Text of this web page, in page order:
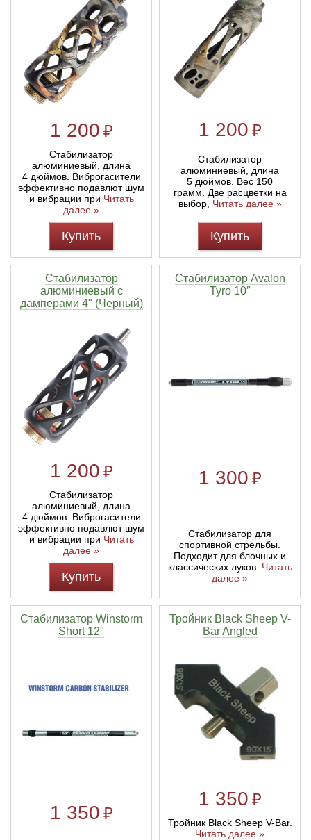
1 200 ₽
Стабилизатор
алюминиевый, длина
4 дюймов. Виброгасители
эффективно подавлют шум
и вибрации при Читать
далее »
Купить
1 200 ₽
Стабилизатор
алюминиевый, длина
5 дюймов. Вес 150
грамм. Две расцветки на
выбор, Читать далее »
Купить
Стабилизатор
алюминиевый с
дамперами 4" (Черный)
1 200 ₽
Стабилизатор
алюминиевый, длина
4 дюймов. Виброгасители
эффективно подавлют шум
и вибрации при Читать
далее »
Купить
Стабилизатор Avalon
Tyro 10″
1 300 ₽
Стабилизатор для
спортивной стрельбы.
Подходит для блочных и
классических луков. Читать
далее »
Стабилизатор Winstorm
Short 12"
1 350 ₽
Тройник Black Sheep V-
Bar Angled
1 350 ₽
Тройник Black Sheep V-Bar.
Читать далее »